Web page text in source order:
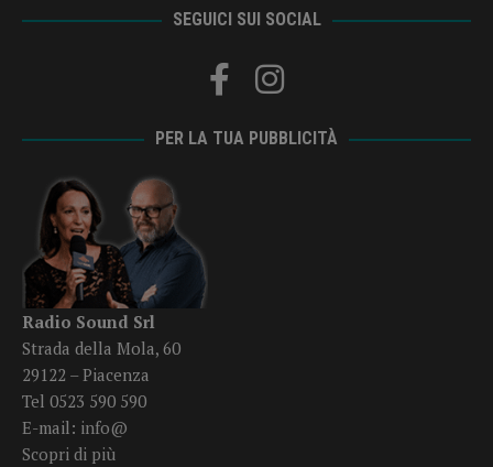
SEGUICI SUI SOCIAL
PER LA TUA PUBBLICITÀ
Radio Sound Srl
Strada della Mola, 60
29122 – Piacenza
Tel 0523 590 590
E-mail: info@
Scopri di più